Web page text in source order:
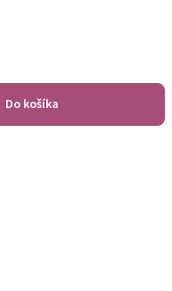
Do košíka